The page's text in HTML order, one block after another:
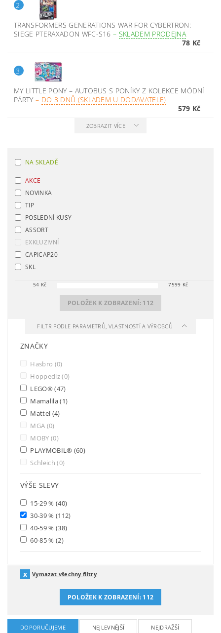
2.
TRANSFORMERS GENERATIONS WAR FOR CYBERTRON:
SIEGE PTERAXADON WFC-S16– SKLADEM PRODEJNA
78 Kč
3.
MY LITTLE PONY – AUTOBUS S PONÍKY Z KOLEKCE MÓDNÍ
PÁRTY– DO 3 DNŮ (SKLADEM U DODAVATELE)
579 Kč
ZOBRAZIT VÍCE
NA SKLADĚ
AKCE
NOVINKA
TIP
POSLEDNÍ KUSY
ASSORT
EXKLUZIVNÍ
CAPICAP20
SKL
54 Kč 7599 Kč
POLOŽEK K ZOBRAZENÍ: 112
FILTR PODLE PARAMETRŮ, VLASTNOSTÍ A VÝROBCŮ
ZNAČKY
Hasbro (0)
Hoppediz(0)
LEGO®(47)
Mamalila(1)
Mattel (4)
MGA (0)
MOBY (0)
PLAYMOBIL® (60)
Schleich(0)
VÝŠE SLEVY
15-29 % (40)
30-39 % (112)
40-59 % (38)
60-85 % (2)
Vymazat všechny filtry
POLOŽEK K ZOBRAZENÍ: 112
DOPORUČUJEME NEJLEVNĚJŠÍ NEJDRAŽŠÍ